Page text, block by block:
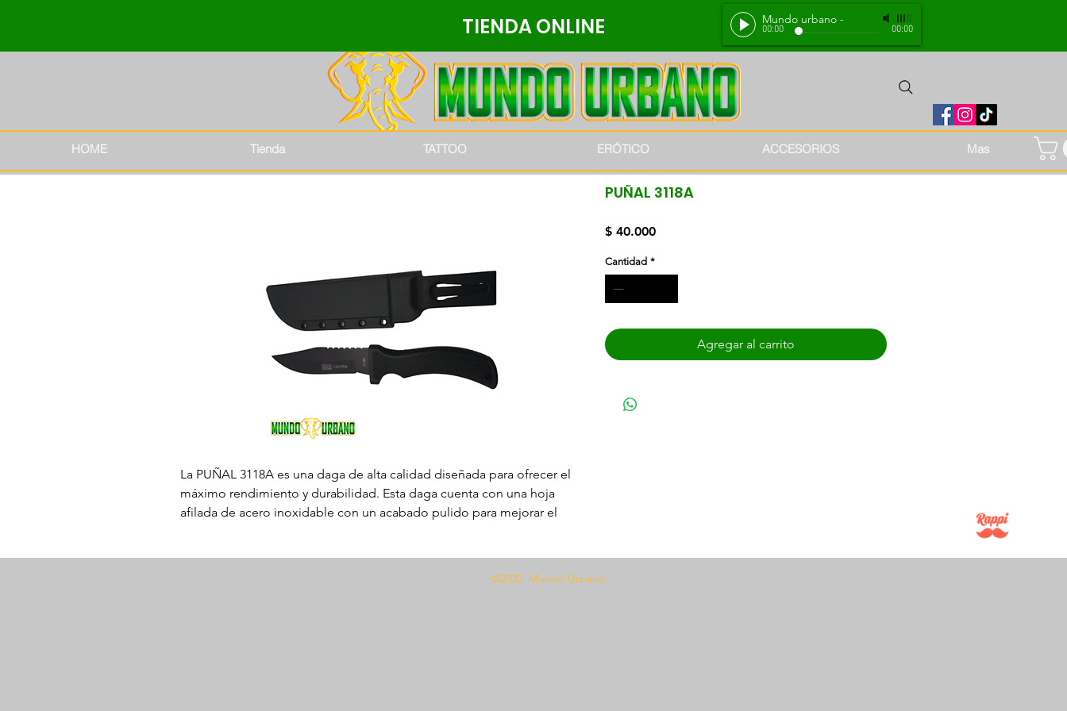
TIENDA ONLINE Mundo urbano -
00:00 00:00
HOME Tienda TATTOO ERÓTICO ACCESORIOS Mas
La PUÑAL 3118A es una daga de alta calidad diseñada para ofrecer el
máximo rendimiento y durabilidad. Esta daga cuenta con una hoja
afilada de acero inoxidable con un acabado pulido para mejorar el
PUÑAL 3118A
$ 40.000Precio
Cantidad *
Agregar al carrito
©2020 Mundo Urbano